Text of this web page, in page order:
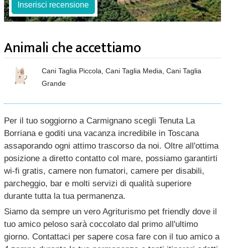
Inserisci recensione
Animali che accettiamo
Cani Taglia Piccola, Cani Taglia Media, Cani Taglia
Grande
Per il tuo soggiorno a Carmignano scegli Tenuta La
Borriana e goditi una vacanza incredibile in Toscana
assaporando ogni attimo trascorso da noi. Oltre all'ottima
posizione a diretto contatto col mare, possiamo garantirti
wi-fi gratis, camere non fumatori, camere per disabili,
parcheggio, bar e molti servizi di qualità superiore
durante tutta la tua permanenza.
Siamo da sempre un vero Agriturismo pet friendly dove il
tuo amico peloso sarà coccolato dal primo all'ultimo
giorno. Contattaci per sapere cosa fare con il tuo amico a